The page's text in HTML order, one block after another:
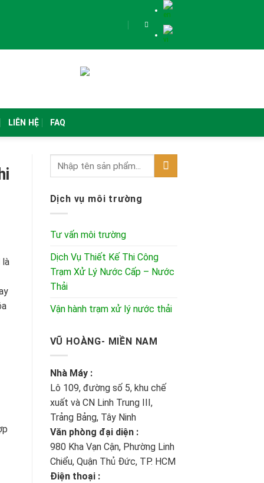
LIÊN HỆ FAQ
là
Dịch vụ môi trường
Tư vấn môi trường
Dịch Vụ Thiết Kế Thi Công
Trạm Xử Lý Nước Cấp – Nước
Thải
Vận hành trạm xử lý nước thải
VŨ HOÀNG- MIỀN NAM
Nhà Máy :
Lô 109, đường số 5, khu chế
xuất và CN Linh Trung III,
Trảng Bảng, Tây Ninh
Văn phòng đại diện :
980 Kha Vạn Cận, Phường Linh
Chiểu, Quận Thủ Đức, TP. HCM
Điện thoại :